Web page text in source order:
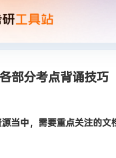
部分考点背诵技巧
当中，需要重点关注的文